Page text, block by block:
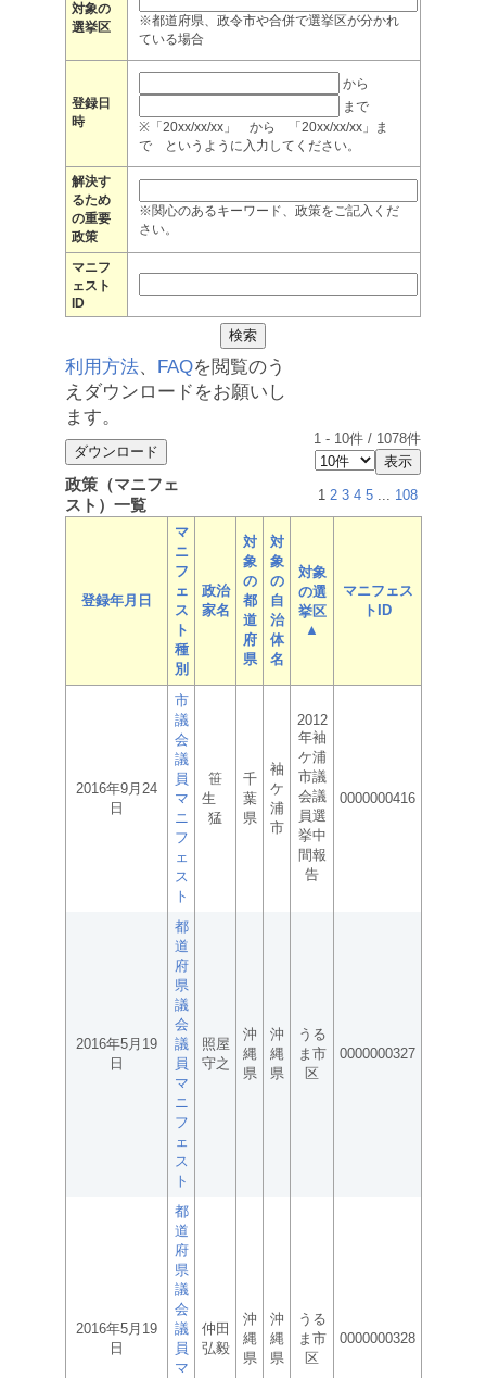
対象の
選挙区
※都道府県、政令市や合併で選挙区が分かれ
ている場合
登録日
時
から
まで
※「20xx/xx/xx」 から 「20xx/xx/xx」ま
で というように入力してください。
解決す
るため
の重要
政策
※関心のあるキーワード、政策をご記入くだ
さい。
マニフ
ェスト
ID
利用方法、 FAQを閲覧のう
えダウンロードをお願いし
ます。
1 - 10件 / 1078件
政策（マニフェ
スト）一覧
1 2 3 4 5 ... 108
登録年月日
マ
ニ
フ
ェ
ス
ト
種
別
政治
家名
対
象
の
都
道
府
県
対
象
の
自
治
体
名
対象
の選
挙区
▲
マニフェス
トID
2016年9月24
日
市
議
会
議
員
マ
ニ
フ
ェ
ス
ト
笹
生
猛
千
葉
県
袖
ケ
浦
市
2012
年袖
ケ浦
市議
会議
員選
挙中
間報
告
0000000416
2016年5月19
日
都
道
府
県
議
会
議
員
マ
ニ
フ
ェ
ス
ト
照屋
守之
沖
縄
県
沖
縄
県
うる
ま市
区
0000000327
2016年5月19
日
都
道
府
県
議
会
議
員
マ
仲田
弘毅
沖
縄
県
沖
縄
県
うる
ま市
区
0000000328